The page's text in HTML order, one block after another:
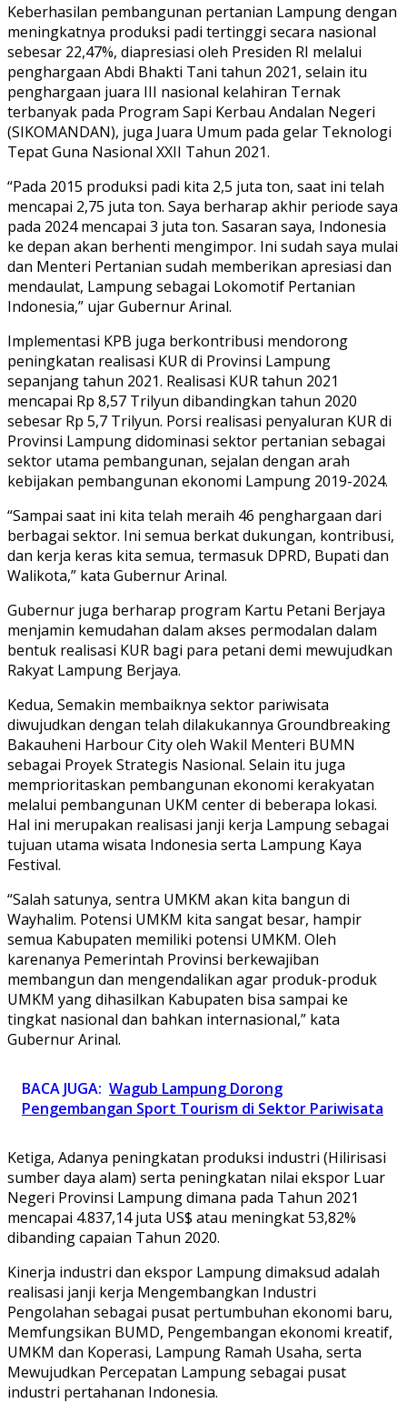
Keberhasilan pembangunan pertanian Lampung dengan
meningkatnya produksi padi tertinggi secara nasional
sebesar 22,47%, diapresiasi oleh Presiden RI melalui
penghargaan Abdi Bhakti Tani tahun 2021, selain itu
penghargaan juara III nasional kelahiran Ternak
terbanyak pada Program Sapi Kerbau Andalan Negeri
(SIKOMANDAN), juga Juara Umum pada gelar Teknologi
Tepat Guna Nasional XXII Tahun 2021.
“Pada 2015 produksi padi kita 2,5 juta ton, saat ini telah
mencapai 2,75 juta ton. Saya berharap akhir periode saya
pada 2024 mencapai 3 juta ton. Sasaran saya, Indonesia
ke depan akan berhenti mengimpor. Ini sudah saya mulai
dan Menteri Pertanian sudah memberikan apresiasi dan
mendaulat, Lampung sebagai Lokomotif Pertanian
Indonesia,” ujar Gubernur Arinal.
Implementasi KPB juga berkontribusi mendorong
peningkatan realisasi KUR di Provinsi Lampung
sepanjang tahun 2021. Realisasi KUR tahun 2021
mencapai Rp 8,57 Trilyun dibandingkan tahun 2020
sebesar Rp 5,7 Trilyun. Porsi realisasi penyaluran KUR di
Provinsi Lampung didominasi sektor pertanian sebagai
sektor utama pembangunan, sejalan dengan arah
kebijakan pembangunan ekonomi Lampung 2019-2024.
“Sampai saat ini kita telah meraih 46 penghargaan dari
berbagai sektor. Ini semua berkat dukungan, kontribusi,
dan kerja keras kita semua, termasuk DPRD, Bupati dan
Walikota,” kata Gubernur Arinal.
Gubernur juga berharap program Kartu Petani Berjaya
menjamin kemudahan dalam akses permodalan dalam
bentuk realisasi KUR bagi para petani demi mewujudkan
Rakyat Lampung Berjaya.
Kedua, Semakin membaiknya sektor pariwisata
diwujudkan dengan telah dilakukannya Groundbreaking
Bakauheni Harbour City oleh Wakil Menteri BUMN
sebagai Proyek Strategis Nasional. Selain itu juga
memprioritaskan pembangunan ekonomi kerakyatan
melalui pembangunan UKM center di beberapa lokasi.
Hal ini merupakan realisasi janji kerja Lampung sebagai
tujuan utama wisata Indonesia serta Lampung Kaya
Festival.
“Salah satunya, sentra UMKM akan kita bangun di
Wayhalim. Potensi UMKM kita sangat besar, hampir
semua Kabupaten memiliki potensi UMKM. Oleh
karenanya Pemerintah Provinsi berkewajiban
membangun dan mengendalikan agar produk-produk
UMKM yang dihasilkan Kabupaten bisa sampai ke
tingkat nasional dan bahkan internasional,” kata
Gubernur Arinal.
BACA JUGA: Wagub Lampung Dorong
Pengembangan Sport Tourism di Sektor Pariwisata
Ketiga, Adanya peningkatan produksi industri (Hilirisasi
sumber daya alam) serta peningkatan nilai ekspor Luar
Negeri Provinsi Lampung dimana pada Tahun 2021
mencapai 4.837,14 juta US$ atau meningkat 53,82%
dibanding capaian Tahun 2020.
Kinerja industri dan ekspor Lampung dimaksud adalah
realisasi janji kerja Mengembangkan Industri
Pengolahan sebagai pusat pertumbuhan ekonomi baru,
Memfungsikan BUMD, Pengembangan ekonomi kreatif,
UMKM dan Koperasi, Lampung Ramah Usaha, serta
Mewujudkan Percepatan Lampung sebagai pusat
industri pertahanan Indonesia.